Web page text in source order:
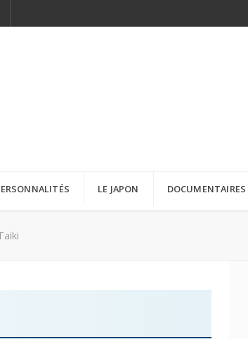
LE JAPON DOCUMENTAIRES